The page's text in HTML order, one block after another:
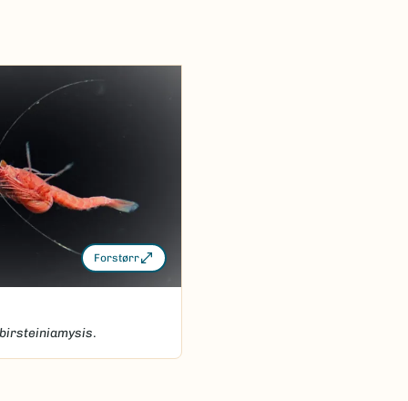
Forstørr
.